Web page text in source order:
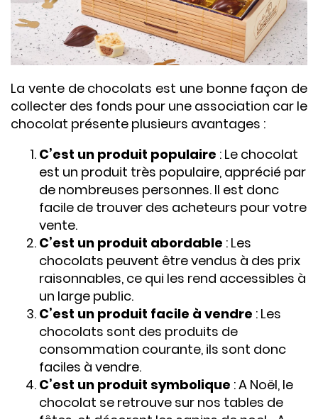
La vente de chocolats est une bonne façon de
collecter des fonds pour une association car le
chocolat présente plusieurs avantages :
C’est un produit populaire : Le chocolat
est un produit très populaire, apprécié par
de nombreuses personnes. Il est donc
facile de trouver des acheteurs pour votre
vente.
C’est un produit abordable : Les
chocolats peuvent être vendus à des prix
raisonnables, ce qui les rend accessibles à
un large public.
C’est un produit facile à vendre : Les
chocolats sont des produits de
consommation courante, ils sont donc
faciles à vendre.
C’est un produit symbolique : A Noël, le
chocolat se retrouve sur nos tables de